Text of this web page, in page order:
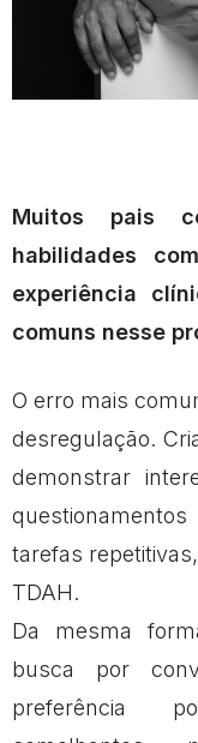
Muitos pais
habilidades
experiência
comuns nesse
O erro mais
desregulação.
demonstrar
tarefas
TDAH.
Da mesma
busca por
preferência